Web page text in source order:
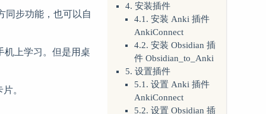
4. 安装插件
4.1. 安装 Anki 插件
AnkiConnect
4.2. 安装 Obsidian 插
件 Obsidian_to_Anki
5. 设置插件
5.1. 设置 Anki 插件
AnkiConnect
5.2. 设置 Obsidian 插
同步功能，也可以自
上学习。但是用桌
。